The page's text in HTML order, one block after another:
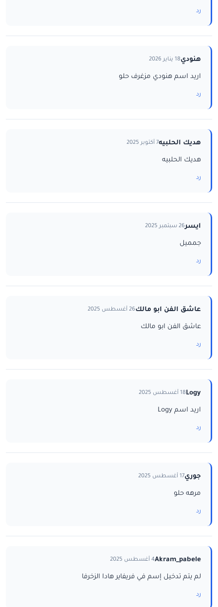
رد
هنودي18 يناير 2026
اريد اسم هنودي مزغرف حلو
رد
هديك الحلبيه7 أكتوبر 2025
هديك الحلبيه
رد
ايسر26 سبتمبر 2025
جمميل
رد
عاشق الفن ابو مالك26 أغسطس 2025
عاشق الفن ابو مالك
رد
Logy18 أغسطس 2025
اريد اسم Logy
رد
جوري17 أغسطس 2025
مرهه حلو
رد
Akram_pabele4 أغسطس 2025
لم يتم تدخيل إسم في فريفاير هادا الزخرفا
رد